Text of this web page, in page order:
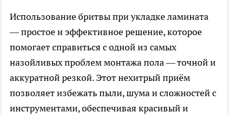
Использование бритвы при укладке ламината
— простое и эффективное решение, которое
помогает справиться с одной из самых
назойливых проблем монтажа пола — точной и
аккуратной резкой. Этот нехитрый приём
позволяет избежать пыли, шума и сложностей с
инструментами, обеспечивая красивый и